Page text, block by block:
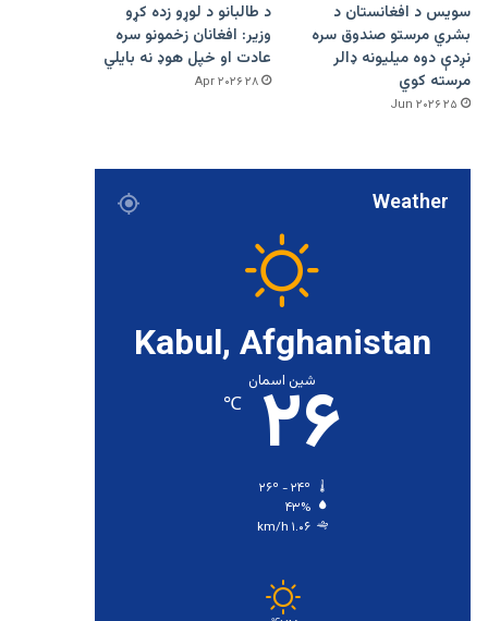
سویس د افغانستان د
بشري مرستو صندوق سره
نږدې دوه میلیونه ډالر
مرسته کوي
۲۵ Jun ۲۰۲۶
د طالبانو د لوړو زده کړو
وزیر: افغانان زخمونو سره
عادت او خپل هوډ نه بایلي
۲۸ Apr ۲۰۲۶
Weather
Kabul, Afghanistan
شین اسمان
۲۶ ℃
۴۳%
۱.۰۶ km/h